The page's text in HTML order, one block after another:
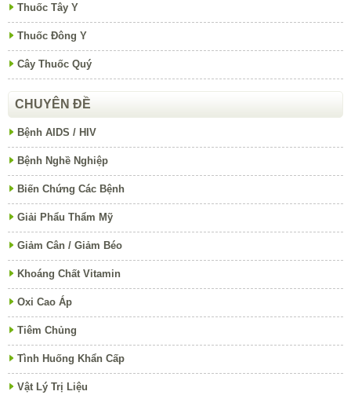
Thuốc Tây Y
Thuốc Đông Y
Cây Thuốc Quý
CHUYÊN ĐỀ
Bệnh AIDS / HIV
Bệnh Nghề Nghiệp
Biến Chứng Các Bệnh
Giải Phẩu Thẩm Mỹ
Giảm Cân / Giảm Béo
Khoáng Chất Vitamin
Oxi Cao Áp
Tiêm Chủng
Tình Huống Khẩn Cấp
Vật Lý Trị Liệu